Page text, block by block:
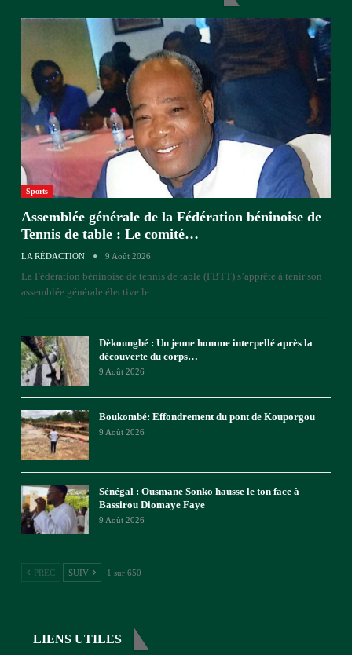
Sports
Assemblée générale de la Fédération béninoise de
Tennis de table : Le comité…
LA RÉDACTION 9 Août 2026
La Fédération béninoise de tennis de table (FBTT) s’apprête à tenir son
assemblée générale élective le
Dèkoungbé : Un jeune homme interpellé après la
découverte du corps…
9 Août 2026
Boukombé: Effondrement du pont de Kouporgou
9 Août 2026
Sénégal : Ousmane Sonko hausse le ton face à
Bassirou Diomaye Faye
9 Août 2026
PREC SUIV 1 sur 650
LIENS UTILES